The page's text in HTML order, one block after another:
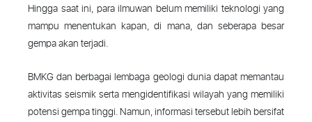
Hingga saat ini, para ilmuwan belum memiliki teknologi yang
mampu menentukan kapan, di mana, dan seberapa besar
gempa akan terjadi.
BMKG dan berbagai lembaga geologi dunia dapat memantau
aktivitas seismik serta mengidentifikasi wilayah yang memiliki
potensi gempa tinggi. Namun, informasi tersebut lebih bersifat